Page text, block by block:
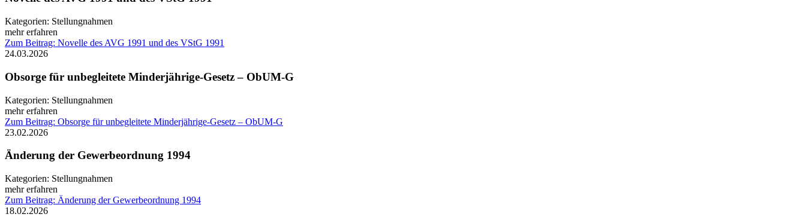
Kategorien: Stellungnahmen
mehr erfahren
Zum Beitrag: Novelle des AVG 1991 und des VStG 1991
24.03.2026
Obsorge für unbegleitete Minderjährige-Gesetz – ObUM-G
Kategorien: Stellungnahmen
mehr erfahren
Zum Beitrag: Obsorge für unbegleitete Minderjährige-Gesetz – ObUM-G
23.02.2026
Änderung der Gewerbeordnung 1994
Kategorien: Stellungnahmen
mehr erfahren
Zum Beitrag: Änderung der Gewerbeordnung 1994
18.02.2026